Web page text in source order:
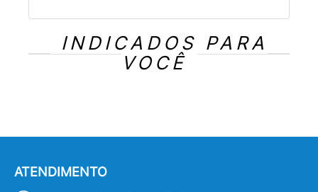
INDICADOS PARA
VOCÊ
ATENDIMENTO